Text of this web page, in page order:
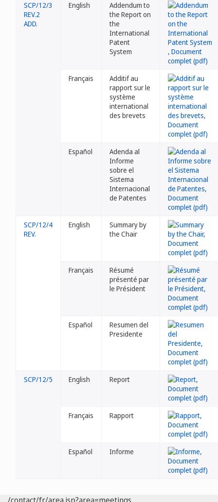
SCP/12/3
REV.2
ADD.
English
Addendum to
the Report on
the
International
Patent
System
Français
Additif au
rapport sur le
système
international
des brevets
Español
Adenda al
Informe
sobre el
Sistema
Internacional
de Patentes
SCP/12/4
REV.
English
Summary by
the Chair
Français
Résumé
présenté par
le Président
Español
Resumen del
Presidente
SCP/12/5 English Report
Français Rapport
Español Informe